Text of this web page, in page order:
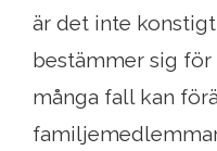
är det inte
bestämmer sig för
många fall kan